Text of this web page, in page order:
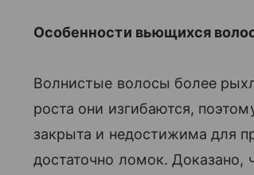
Особенности вьющихся
Волнистые волосы более
роста они изгибаются,
закрыта и недостижима для
достаточно ломок. Доказано,